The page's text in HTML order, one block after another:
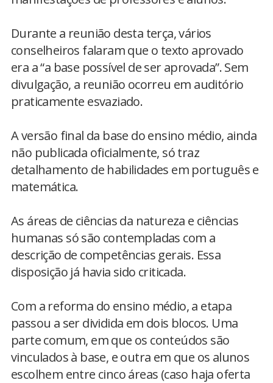
Durante a reunião desta terça, vários
conselheiros falaram que o texto aprovado
era a “a base possível de ser aprovada”. Sem
divulgação, a reunião ocorreu em auditório
praticamente esvaziado.
A versão final da base do ensino médio, ainda
não publicada oficialmente, só traz
detalhamento de habilidades em português e
matemática.
As áreas de ciências da natureza e ciências
humanas só são contempladas com a
descrição de competências gerais. Essa
disposição já havia sido criticada.
Com a reforma do ensino médio, a etapa
passou a ser dividida em dois blocos. Uma
parte comum, em que os conteúdos são
vinculados à base, e outra em que os alunos
escolhem entre cinco áreas (caso haja oferta